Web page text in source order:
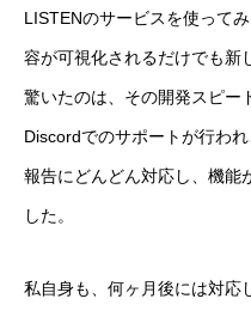
LISTENのサービスを使って
容が可視化されるだけでも新
驚いたのは、その開発スピー
Discordでのサポートが行わ
報告にどんどん対応し、機能
した。
私自身も、何ヶ月後には対応